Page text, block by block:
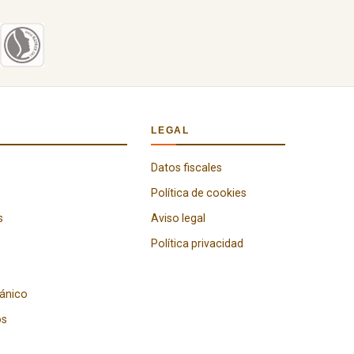
LEGAL
Datos fiscales
Política de cookies
Aviso legal
Política privacidad